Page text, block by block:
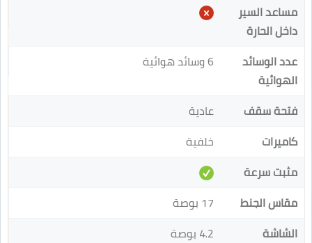
مساعد السير
داخل الحارة
عدد الوسائد
الهوائية
6 وسائد هوائية
فتحة سقف
عادية
كاميرات
خلفية
مثبت سرعة
مقاس الجنط
17 بوصة
الشاشة
4.2 بوصة